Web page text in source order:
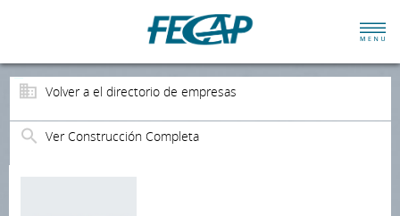
Volver a el directorio de empresas
Ver Construcción Completa